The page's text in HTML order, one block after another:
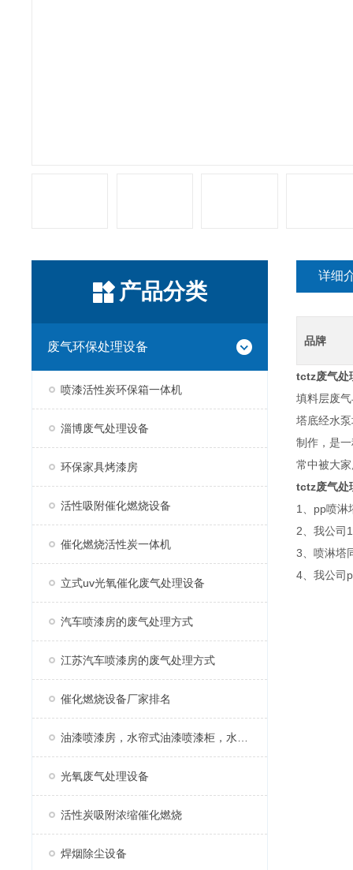
产品分类
废气环保处理设备
喷漆活性炭环保箱一体机
淄博废气处理设备
环保家具烤漆房
活性吸附催化燃烧设备
催化燃烧活性炭一体机
立式uv光氧催化废气处理设备
汽车喷漆房的废气处理方式
江苏汽车喷漆房的废气处理方式
催化燃烧设备厂家排名
光氧废气处理设备
活性炭吸附浓缩催化燃烧
焊烟除尘设备
详细
品牌
tctz废气处
填料层废
塔底经水
制作，是
常中被大
tctz废气处
1、pp喷淋
2、我公司
3、喷淋塔
4、我公司